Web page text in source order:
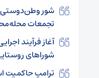
شور
تجمعات
آغاز فرآیند
شوراهای
ترامپ حاکمیت